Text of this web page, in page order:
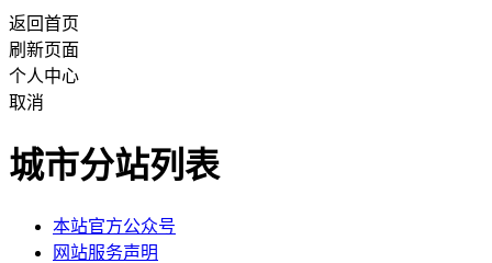
返回首页
刷新页面
个人中心
取消
城市分站列表
本站官方公众号
网站服务声明